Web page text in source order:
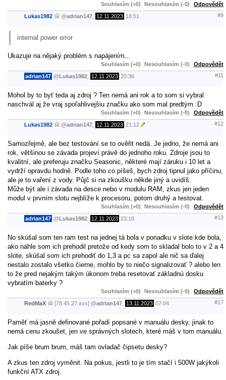
Souhlasím (+0) Nesouhlasím (-0) Odpovědět
Lukas1982 @adrian147 12.11.2023 18:51 #9
internal power error
Ukazuje na nějaký problém s napájením...
Souhlasím (+0) Nesouhlasím (-0) Odpovědět
adrian147 @Lukas1982 12.11.2023 20:36 #11
Mohol by to byť teda aj zdroj ? Ten nemá ani rok a to som si vybral
naschvál aj že vraj spoľahlivejšiu značku ako som mal predtým :D
Souhlasím (+0) Nesouhlasím (-0) Odpovědět
Lukas1982 @adrian147 12.11.2023 21:12 #12
Samozřejmě, ale bez testování se to ověřit nedá. Je jedno, že nemá ani
rok, většinou se závada projeví právě do jednoho roku. Zdroje jsou to
kvalitní, ale preferuju značku Seasonic, některé mají záruku i 10 let a
vydrží opravdu hodně. Podle toho co píšeš, bych zdroj tipnul jako příčinu,
ale je to vaření z vody. Půjč si na zkoušku někde jiný a uvidíš.
Může být ale i závada na desce nebo v modulu RAM, zkus jen jeden
modul v prvním slotu nejblíže k procesoru, potom druhý a testovat.
Souhlasím (+0) Nesouhlasím (-0) Odpovědět
adrian147 @Lukas1982 12.11.2023 23:18 #13
No skúšal som ten ram test na jednej tá bola v poriadku v slote kde bola,
ako náhle som ich prehodil pretože od kedy som to skladal bolo to v 2 a 4
slote, skúšal som ich prehodiť do 1,3 a pc sa zapol ale nič sa ďalej
nestalo zostalo všetko čierne, mohlo by to niečo signalizovať ? alebo len
to že pred nejakým takým úkonom treba resetovať základnú dosku
vybratím baterky ?
Souhlasím (+0) Nesouhlasím (-0) Odpovědět
RedMaX [78.45.27.xxx] @adrian147 13.11.2023 07:04 #17
Paměť má jasně definované pořadí popsané v manuálu desky, jinak to
nemá cenu zkoušet, jen ve správných slotech, které máš v tom manuálu.
Jak píše brum brum, máš tam ovladač čipsetu desky?
A zkus ten zdroj vyměnit. Na pokus, jestli to je tím stačí i 500W jakýkoli
funkční ATX zdroj.